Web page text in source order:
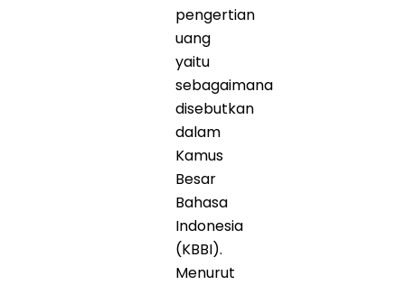
pengertian
uang
yaitu
sebagaimana
disebutkan
dalam
Kamus
Besar
Bahasa
Indonesia
(KBBI).
Menurut